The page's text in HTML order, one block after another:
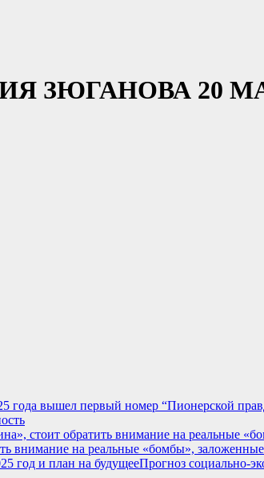
ЗЮГАНОВА 20
года вышел первый номер “Пионерской
внимание на реальные «бомбы»,
Прогноз социально-